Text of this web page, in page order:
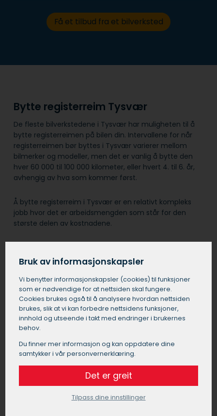
Få et tilbud fra et bilverksted
Bytte registerreim Tysvær
De fleste bilverkstedene i Tysvær har muligheten til å
bytte registerreimen på bilen din. Intervallene for når
registerreimen bør byttes i Tysvær varierer mellom
bilmerker og modeller, men det er vanlig å bytte den
hver 60 000 til 100 000 kilometer, eller hvert 4. til 6. år,
avhengig av hva som kommer først.
Å bytte registerreim i Tysvær er en relativt kompleks
jobb hvor det er arbeidsmengden som står for den
største delen av kostnadene.
det ofte å bytte løpehjul, strammehjul og vannpumpe
for å spare arbeidskostnader i fremtiden.
Det er viktig å velge et pålitelig verksted i Tysvær for
denne jobben, da feil montering kan føre til alvorlige
motorproblemer.
Bytte registerreim pris Tysvær
Prisen for å bytte registerreim i Tysvær kan
variere betydelig avhengig av bilens merke,
å betale mellom 5000 og 20000 kroner for et
Bruk av informasjonskapsler
Vi benytter informasjons­kapsler (cookies) til funksjoner
som er nødvendige for at nettsiden skal fungere.
Cookies brukes også til å analysere hvordan nettsiden
brukes, slik at vi kan forbedre nettsidens funksjoner,
innhold og utseende i takt med endringer i brukernes
behov.
Du finner mer informasjon og kan oppdatere dine
samtykker i vår personvernerklæring.
Det er greit
Tilpass dine innstillinger